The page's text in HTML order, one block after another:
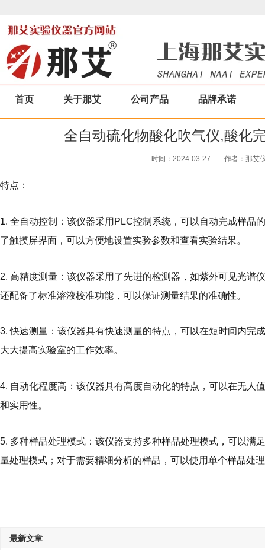
首页 关于那艾 公司产品 品牌承诺
全自动硫化物酸化吹气仪,酸化
时间：2024-03-27 作者：那艾
特点：
1. 全自动控制：该仪器采用PLC控制系统，可以自动完成样品
了触摸屏界面，可以方便地设置实验参数和查看实验结果。
2. 高精度测量：该仪器采用了先进的检测器，如紫外可见光谱
还配备了标准溶液校准功能，可以保证测量结果的准确性。
3. 快速测量：该仪器具有快速测量的特点，可以在短时间内完
大大提高实验室的工作效率。
4. 自动化程度高：该仪器具有高度自动化的特点，可以在无人
和实用性。
5. 多种样品处理模式：该仪器支持多种样品处理模式，可以满
量处理模式；对于需要精细分析的样品，可以使用单个样品处
最新文章